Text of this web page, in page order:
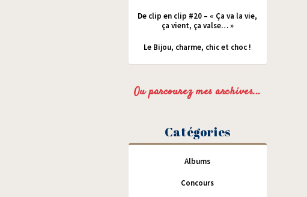
De clip en clip #20 – « Ça va la vie,
ça vient, ça valse… »
Le Bijou, charme, chic et choc !
Ou parcourez mes archives...
Catégories
Albums
Concours